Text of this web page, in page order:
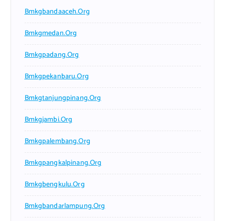
Bmkgbandaaceh.org
Bmkgmedan.org
Bmkgpadang.org
Bmkgpekanbaru.org
Bmkgtanjungpinang.org
Bmkgjambi.org
Bmkgpalembang.org
Bmkgpangkalpinang.org
Bmkgbengkulu.org
Bmkgbandarlampung.org